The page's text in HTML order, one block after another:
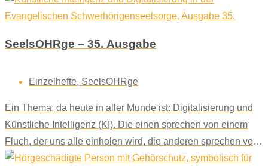
Menschen mit Hörschädigung?
SeelsOHRge – 35. Ausgabe
Einzelhefte, SeelsOHRge
Ein Thema, da heute in aller Munde ist: Digitalisierung und
Künstliche Intelligenz (KI). Die einen sprechen von einem
Fluch, der uns alle einholen wird, die anderen sprechen vom
Segen.